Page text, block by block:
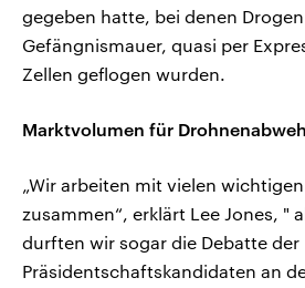
gegeben hatte, bei denen
Gefängnismauer, quasi per
Zellen geflogen wurden.
Marktvolumen für
„Wir arbeiten mit vielen
zusammen“, erklärt Lee Jones, "
durften wir sogar die Debatte der
Präsidentschaftskandidaten an